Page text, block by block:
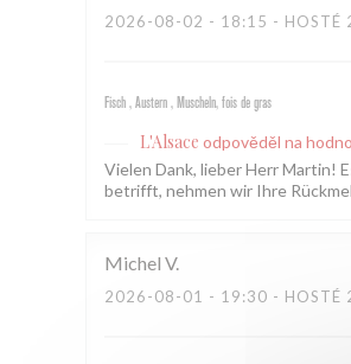
2026-08-02 - 18:15 - HOSTÉ
Fisch , Austern , Muscheln, fois de gras
L'Alsace odpověděl na
Vielen Dank, lieber Herr Martin!
betrifft, nehmen wir Ihre
Michel V
2026-08-01 - 19:30 - HOSTÉ